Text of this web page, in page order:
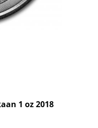
1 oz 2018